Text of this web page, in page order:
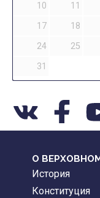
10
11
17
18
24
25
31
О
История
Конституция